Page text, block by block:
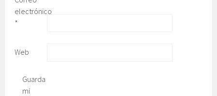
electrónico
*
Web
Guarda
mi